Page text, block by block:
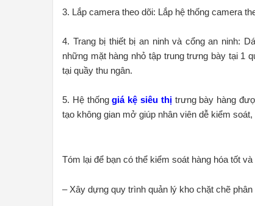
3. Lắp camera theo dõi: Lắp hệ thống camera
4. Trang bị thiết bị an ninh và cổng an ninh:
những mặt hàng nhỏ tập trung trưng bày tại 1
tại quầy thu ngân.
5. Hệ thốnggiá kệ siêu thịtrưng bày hàng
tạo không gian mở giúp nhân viên dễ kiểm
Tóm lại để bạn có thể kiểm soát hàng hóa tốt
– Xây dựng quy trình quản lý kho chặt chẽ